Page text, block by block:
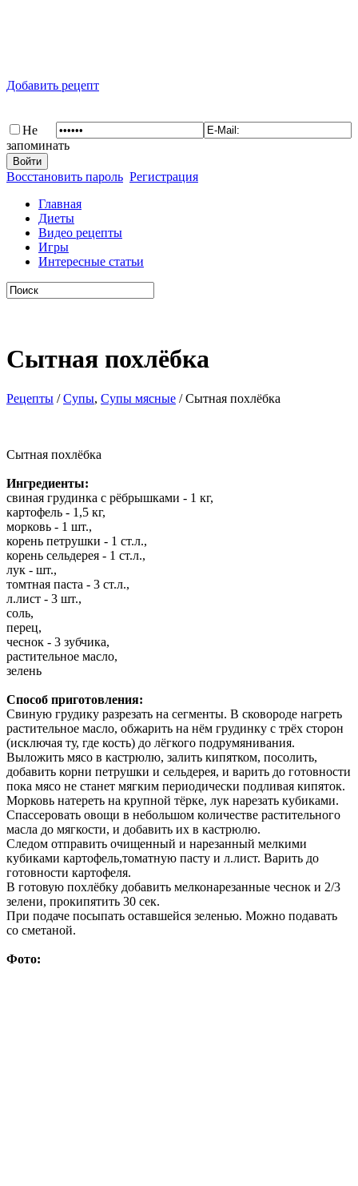
Добавить рецепт
Не
запоминать
Восстановить пароль Регистрация
Главная
Диеты
Видео рецепты
Игры
Интересные статьи
Сытная похлёбка
Рецепты /Cупы, Супы мясные / Сытная похлёбка
Сытная похлёбка
Ингредиенты:
свиная грудинка с рёбрышками - 1 кг,
картофель - 1,5 кг,
морковь - 1 шт.,
корень петрушки - 1 ст.л.,
корень сельдерея - 1 ст.л.,
лук - шт.,
томтная паста - 3 ст.л.,
л.лист - 3 шт.,
соль,
перец,
чеснок - 3 зубчика,
растительное масло,
зелень
Способ приготовления:
Свиную грудику разрезать на сегменты. В сковороде нагреть
растительное масло, обжарить на нём грудинку с трёх сторон
(исключая ту, где кость) до лёгкого подрумянивания.
Выложить мясо в кастрюлю, залить кипятком, посолить,
добавить корни петрушки и сельдерея, и варить до готовности
пока мясо не станет мягким периодически подливая кипяток.
Морковь натереть на крупной тёрке, лук нарезать кубиками.
Спассеровать овощи в небольшом количестве растительного
масла до мягкости, и добавить их в кастрюлю.
Следом отправить очищенный и нарезанный мелкими
кубиками картофель,томатную пасту и л.лист. Варить до
готовности картофеля.
В готовую похлёбку добавить мелконарезанные чеснок и 2/3
зелени, прокипятить 30 сек.
При подаче посыпать оставшейся зеленью. Можно подавать
со сметаной.
Фото: